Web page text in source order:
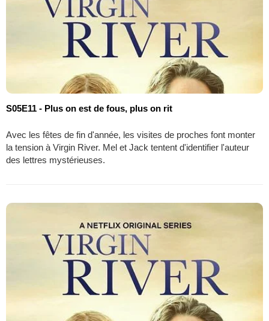
S05E11 - Plus on est de fous, plus on rit
Avec les fêtes de fin d'année, les visites de proches font monter
la tension à Virgin River. Mel et Jack tentent d'identifier l'auteur
des lettres mystérieuses.